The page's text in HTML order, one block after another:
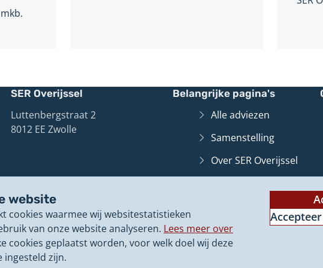
website
cookies waarmee wij websitestatistieken
van onze website analyseren. Lees meer over
cookies geplaatst worden, voor welk doel wij deze
ingesteld zijn.
SER Overijssel
Luttenbergstraat 2
8012 EE Zwolle
Belangrijke pagina's
Alle adviezen
Samenstelling
Over SER Overijssel